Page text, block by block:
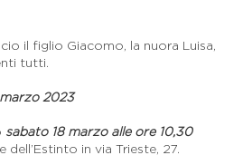
il figlio Giacomo, la nuora Luisa,
tutti.
2023
sabato 18 marzo alle ore 10,30
dell’Estinto in via Trieste, 27.